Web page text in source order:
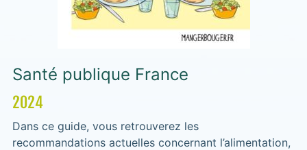
Santé publique France
2024
Dans ce guide, vous retrouverez les
recommandations actuelles concernant l’alimentation,